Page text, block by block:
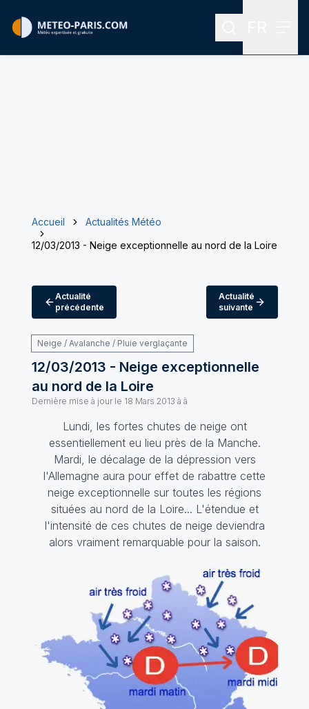
Rechercher
Accueil
Actualités Météo
12/03/2013 - Neige exceptionnelle au nord de la Loire
Actualité
précédente
Actualité
suivante
Neige / Avalanche / Pluie verglaçante
12/03/2013 - Neige exceptionnelle
au nord de la Loire
Dernière mise à jour le 18 Mars 2013 à à
Lundi, les fortes chutes de neige ont
essentiellement eu lieu près de la Manche.
Mardi, le décalage de la dépression vers
l'Allemagne aura pour effet de rabattre cette
neige exceptionnelle sur toutes les régions
situées au nord de la Loire... L'étendue et
l'intensité de ces chutes de neige deviendra
alors vraiment remarquable pour la saison.